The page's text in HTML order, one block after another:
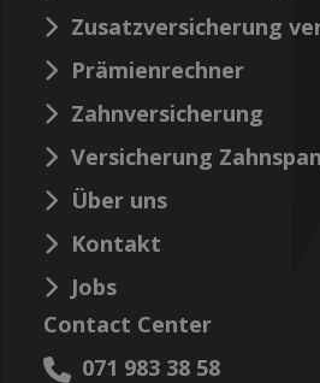
Zusatzversicherung
Prämienrechner
Zahnversicherung
Versicherung
Über uns
Kontakt
Jobs
Contact Center
071 983 38 58